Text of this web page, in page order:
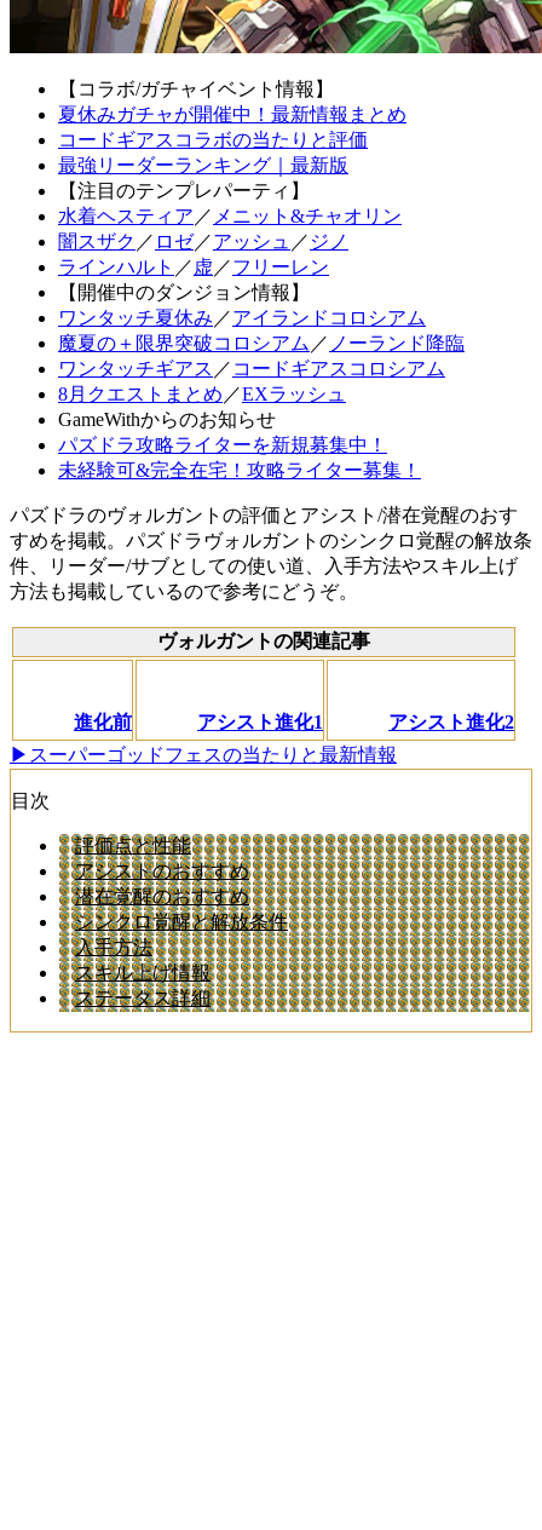
【コラボ/ガチャイベント情報】
夏休みガチャが開催中！最新情報まとめ
コードギアスコラボの当たりと評価
最強リーダーランキング｜最新版
【注目のテンプレパーティ】
水着ヘスティア ／ メニット&チャオリン
闇スザク ／ ロゼ／アッシュ ／ ジノ
ラインハルト ／ 虚 ／フリーレン
【開催中のダンジョン情報】
ワンタッチ夏休み ／アイランドコロシアム
魔夏の＋限界突破コロシアム ／ ノーランド降臨
ワンタッチギアス ／ コードギアスコロシアム
8月クエストまとめ ／EXラッシュ
GameWithからのお知らせ
パズドラ攻略ライターを新規募集中！
未経験可&完全在宅！攻略ライター募集！
パズドラのヴォルガントの評価とアシスト/潜在覚醒のおす
すめを掲載。パズドラヴォルガントのシンクロ覚醒の解放条
件、リーダー/サブとしての使い道、入手方法やスキル上げ
方法も掲載しているので参考にどうぞ。
ヴォルガントの関連記事
進化前 アシスト進化1
アシスト進化2
▶スーパーゴッドフェスの当たりと最新情報
目次
評価点と性能
アシストのおすすめ
潜在覚醒のおすすめ
シンクロ覚醒と解放条件
入手方法
スキル上げ情報
ステータス詳細